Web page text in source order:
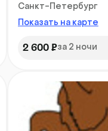
Санкт-Петербург
Показать на карте
2 600 ₽за 2 ночи